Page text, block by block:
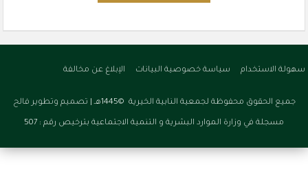
سهولة الاستخدام سياسة خصوصية البيانات الإبلاغ عن مخالفة
جميع الحقوق محفوظة لجمعية النابية الخيرية ©1445هـ | تصميم وتطوير فالح
مسجلة في وزارة الموارد البشرية و التنمية الاجتماعية بترخيص رقم : 507